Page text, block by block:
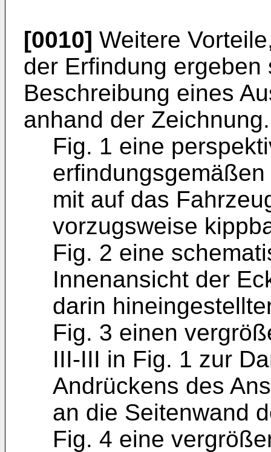
[0010] Weitere
der Erfindung
Beschreibung eines
anhand der
Fig. 1 eine
mit auf das
vorzugsweise
Fig. 2 eine
Innenansicht der
darin
Fig. 3 einen
III-III in Fig. 1 zur
An­drückens des
an die Seitenwand
Fig. 4 eine